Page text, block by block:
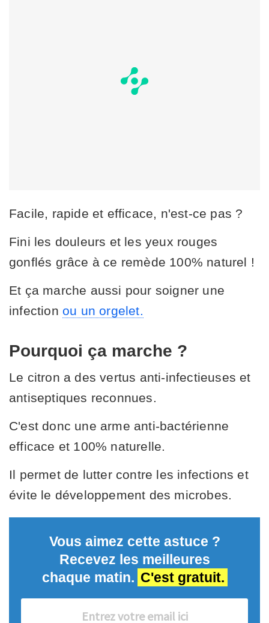
Facile, rapide et efficace, n'est-ce pas ?
Fini les douleurs et les yeux rouges
gonflés grâce à ce remède 100% naturel !
Et ça marche aussi pour soigner une
infection ou un orgelet.
Pourquoi ça marche ?
Le citron a des vertus anti-infectieuses et
antiseptiques reconnues.
C'est donc une arme anti-bactérienne
efficace et 100% naturelle.
Il permet de lutter contre les infections et
évite le développement des microbes.
Vous aimez cette astuce ?
Recevez les meilleures
chaque matin. C'est gratuit.